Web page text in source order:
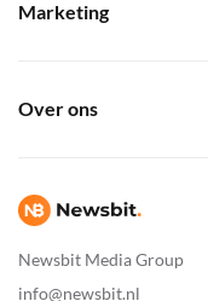
Newsbit Media Group
info@newsbit.nl
Marketing
Over ons